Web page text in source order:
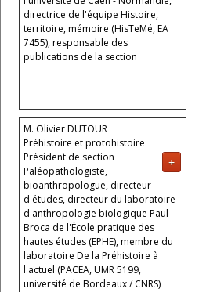
directrice de l'équipe Histoire,
territoire, mémoire (HisTeMé, EA
7455), responsable des
publications de la section
M. Olivier DUTOUR
+
Préhistoire et protohistoire
Président de section
Paléopathologiste,
bioanthropologue, directeur
d'études, directeur du laboratoire
d'anthropologie biologique Paul
Broca de l'École pratique des
hautes études (EPHE), membre du
laboratoire De la Préhistoire à
l'actuel (PACEA, UMR 5199,
université de Bordeaux / CNRS)